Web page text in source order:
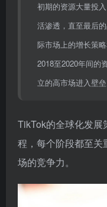
初期的资源大量投
活渗透，直至最后
际市场上的增长策
2018至2020年间的
立的高市场进入壁垒
TikTok的全球化发展
程，每个阶段都至
场的竞争力。